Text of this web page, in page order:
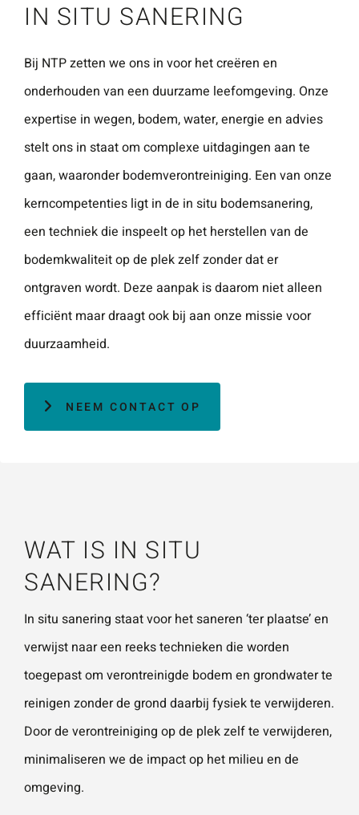
Naam
E-mailadres*
Telefoonnummer
Vraag of opmerking
ZOEKEN
vragen en
opmerkingen
. Doorgaans
reageren wij
binnen 24
uur. Voor
je altijd bellen
met één van
Vraag of opmerking
IN SITU SANERING
Bij NTP zetten we ons in voor het creëren en
onderhouden van een duurzame leefomgeving. Onze
expertise in wegen, bodem, water, energie en advies
stelt ons in staat om complexe uitdagingen aan te
gaan, waaronder bodemverontreiniging. Een van onze
kerncompetenties ligt in de in situ bodemsanering,
een techniek die inspeelt op het herstellen van de
bodemkwaliteit op de plek zelf zonder dat er
ontgraven wordt. Deze aanpak is daarom niet alleen
efficiënt maar draagt ook bij aan onze missie voor
duurzaamheid.
NEEM CONTACT OP
WAT IS IN SITU
SANERING?
In situ sanering staat voor het saneren ‘ter plaatse’ en
verwijst naar een reeks technieken die worden
toegepast om verontreinigde bodem en grondwaterte
reinigen zonder de grond daarbij fysiek te verwijderen.
Door de verontreiniging op de plek zelf te verwijderen,
minimaliseren we de impact op het milieu en de
omgeving.